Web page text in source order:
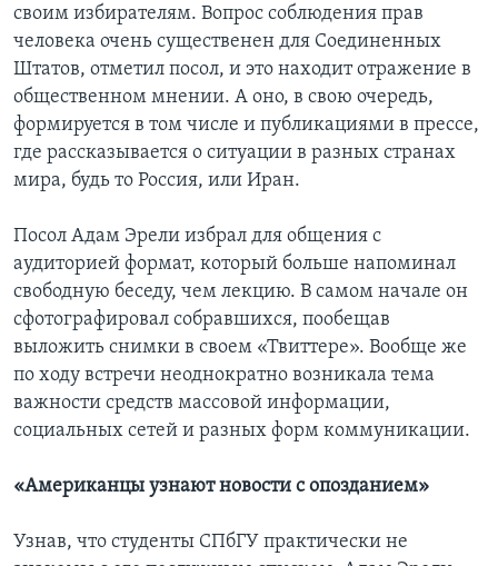
своим избирателям. Вопрос соблюдения прав
человека очень существенен для Соединенных
Штатов, отметил посол, и это находит отражение в
общественном мнении. А оно, в свою очередь,
формируется в том числе и публикациями в прессе,
где рассказывается о ситуации в разных странах
мира, будь то Россия, или Иран.
Посол Адам Эрели избрал для общения с
аудиторией формат, который больше напоминал
свободную беседу, чем лекцию. В самом начале он
сфотографировал собравшихся, пообещав
выложить снимки в своем «Твиттере». Вообще же
по ходу встречи неоднократно возникала тема
важности средств массовой информации,
социальных сетей и разных форм коммуникации.
«Американцы узнают новости с опозданием»
Узнав, что студенты СПбГУ практически не